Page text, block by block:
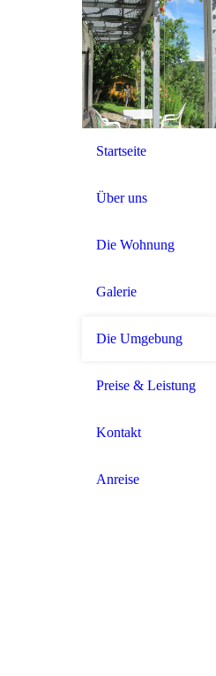
Startseite
Über uns
Die Wohnung
Galerie
Die Umgebung
Preise & Leistung
Kontakt
Anreise